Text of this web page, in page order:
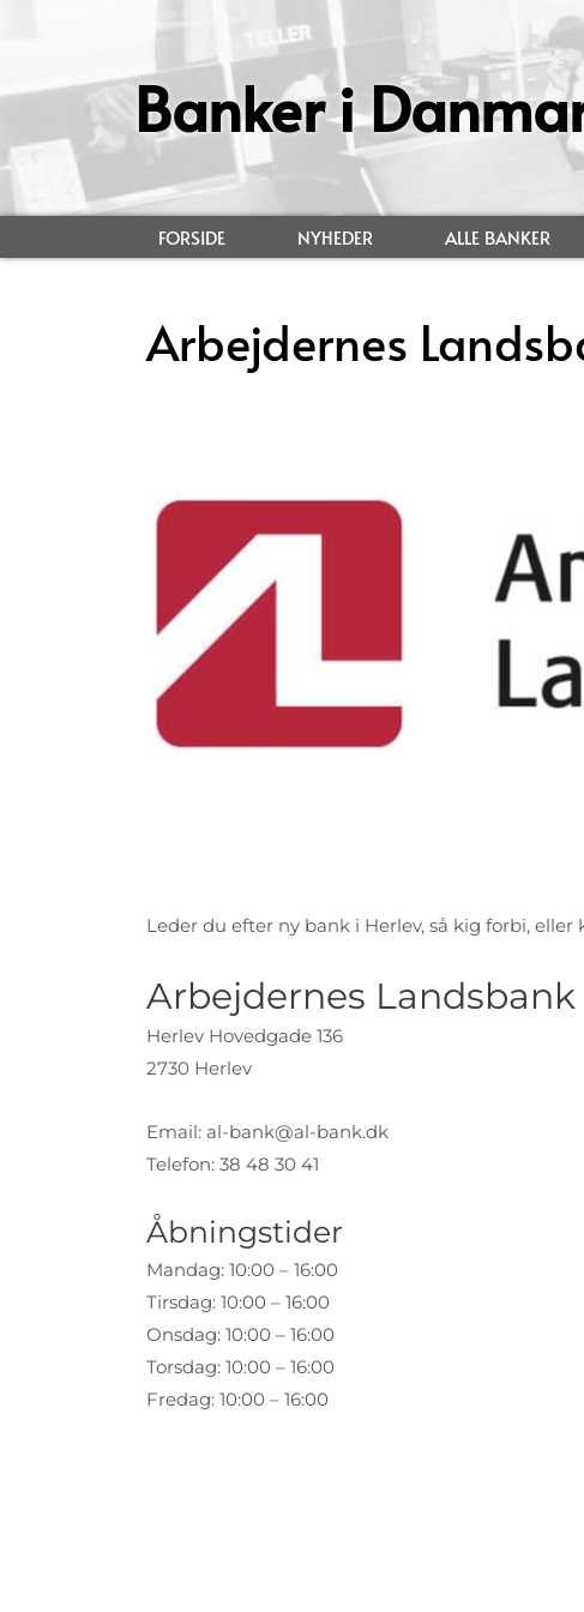
Banker i
FORSIDE NYHEDER ALLE BANKER
Arbejdernes
Leder du efter ny bank i Herlev, så kig forbi, eller
Arbejdernes Landsbank
Herlev Hovedgade 136
2730 Herlev
Email: al-bank@al-bank.dk
Telefon: 38 48 30 41
Åbningstider
Mandag: 10:00 – 16:00
Tirsdag: 10:00 – 16:00
Onsdag: 10:00 – 16:00
Torsdag: 10:00 – 16:00
Fredag: 10:00 – 16:00